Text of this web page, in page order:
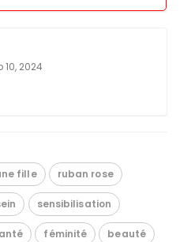
10, 2024
fille ruban rose
sensibilisation
féminité beauté